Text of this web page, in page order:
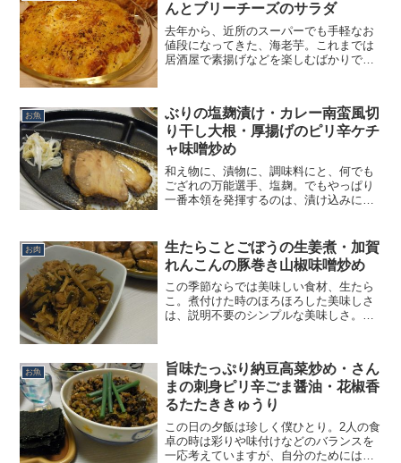
んとブリーチーズのサラダ
去年から、近所のスーパーでも手軽なお
値段になってきた、海老芋。これまでは
居酒屋で素揚げなどを楽しむばかりでし
和風の味付けで楽しんできましたが、そ
のねっとりとした美味しさ...
お魚
ぶりの塩麹漬け・カレー南蛮風切
り干し大根・厚揚げのピリ辛ケチ
ャ味噌炒め
和え物に、漬物に、調味料にと、何でも
ござれの万能選手、塩麹。でもやっぱり
一番本領を発揮するのは、漬け込みに使
ので、早速買って塩麹に漬け込んでみる
ことに。ぶりは結構臭みが...
お肉
生たらことごぼうの生姜煮・加賀
れんこんの豚巻き山椒味噌炒め
この季節ならでは美味しい食材、生たら
こ。煮付けた時のほろほろした美味しさ
は、説明不要のシンプルな美味しさ。僕
けようかと考えましたが、...
お魚
旨味たっぷり納豆高菜炒め・さん
まの刺身ピリ辛ごま醤油・花椒香
るたたききゅうり
この日の夕飯は珍しく僕ひとり。2人の食
卓の時は彩りや味付けなどのバランスを
一応考えていますが、自分のためにはそ